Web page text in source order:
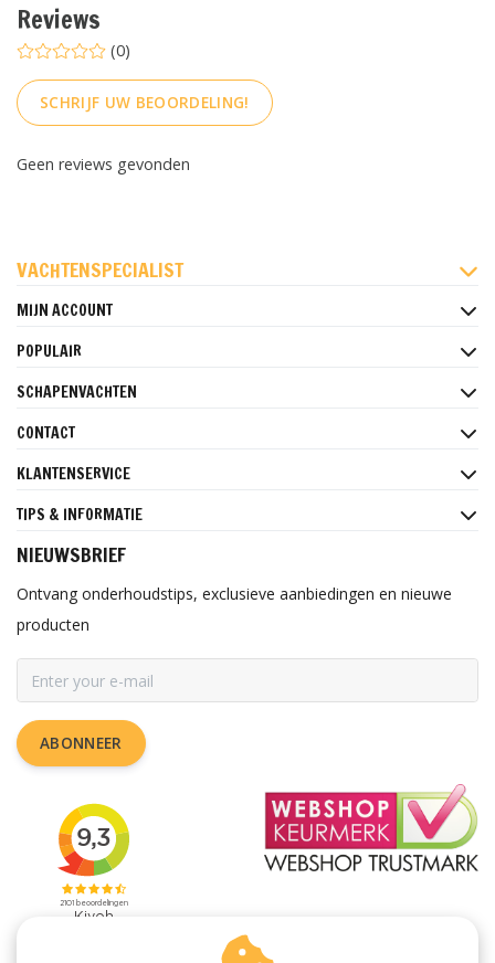
Reviews
(0)
SCHRIJF UW BEOORDELING!
Geen reviews gevonden
VACHTENSPECIALIST
MIJN ACCOUNT
POPULAIR
SCHAPENVACHTEN
CONTACT
KLANTENSERVICE
TIPS & INFORMATIE
NIEUWSBRIEF
Ontvang onderhoudstips, exclusieve aanbiedingen en nieuwe
producten
ABONNEER